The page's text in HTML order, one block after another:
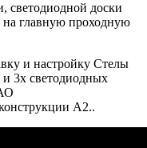
светодиодной доски
на главную проходную
и настройку Стелы
и 3х светодиодных
А2..